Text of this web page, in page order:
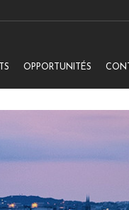
OPPORTUNITÉS